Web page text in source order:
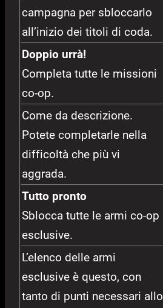
campagna per sbloccarlo
all’inizio dei titoli di coda.
Doppio urrà!
Completa tutte le missioni
co-op.
Come da descrizione.
Potete completarle nella
difficoltà che più vi
aggrada.
Tutto pronto
Sblocca tutte le armi co-op
esclusive.
L’elenco delle armi
esclusive è questo, con
tanto di punti necessari allo